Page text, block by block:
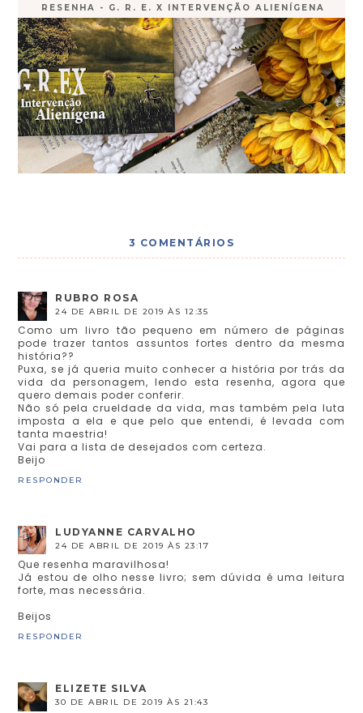
RESENHA - G. R. E. X INTERVENÇÃO ALIENÍGENA
3 COMENTÁRIOS
RUBRO ROSA
24 DE ABRIL DE 2019 ÀS 12:35
Como um livro tão pequeno em número de páginas
pode trazer tantos assuntos fortes dentro da mesma
história??
Puxa, se já queria muito conhecer a história por trás da
vida da personagem, lendo esta resenha, agora que
quero demais poder conferir.
Não só pela crueldade da vida, mas também pela luta
imposta a ela e que pelo que entendi, é levada com
tanta maestria!
Vai para a lista de desejados com certeza.
Beijo
RESPONDER
LUDYANNE CARVALHO
24 DE ABRIL DE 2019 ÀS 23:17
Que resenha maravilhosa!
Já estou de olho nesse livro; sem dúvida é uma leitura
forte, mas necessária.
Beijos
RESPONDER
ELIZETE SILVA
30 DE ABRIL DE 2019 ÀS 21:43